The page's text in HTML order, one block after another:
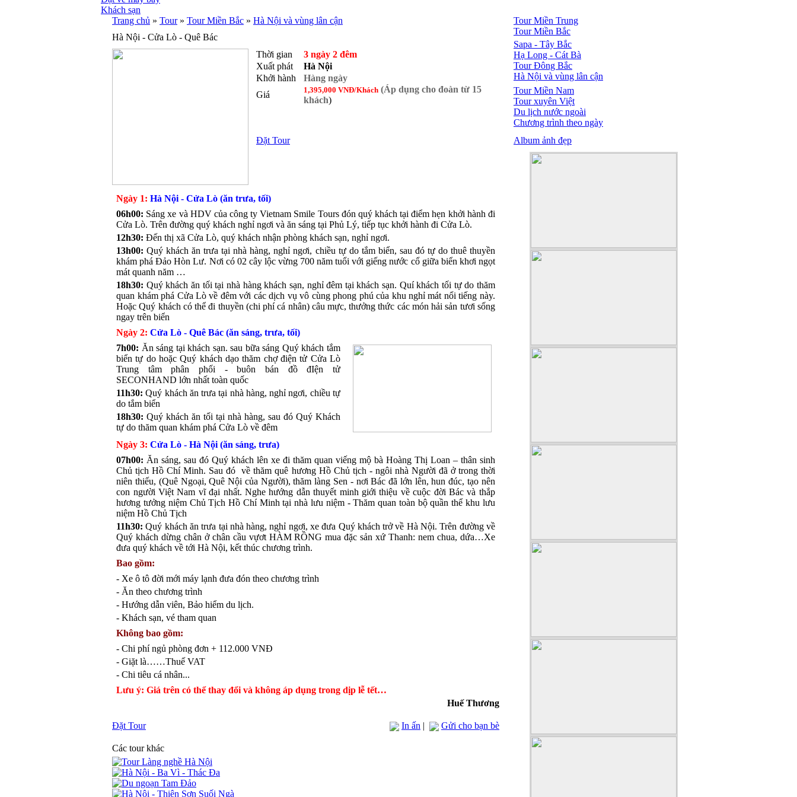
Khách sạn
Trang chủ » Tour» Tour Miền Bắc » Hà Nội và vùng lân cận
Hà Nội - Cửa Lò - Quê Bác
Thời gian
3 ngày 2 đêm
Xuất phát
Hà Nội
Khởi hành
Hàng ngày
Giá
1,395,000 VNĐ/Khách (Áp dụng cho đoàn từ 15
khách)
Đặt Tour
Ngày 1: Hà Nội - Cửa Lò (ăn trưa, tối)
06h00: Sáng xe và HDV của công ty Vietnam Smile Tours đón quý khách tại điểm hẹn khởi hành đi
Cửa Lò. Trên đường quý khách nghỉ ngơi và ăn sáng tại Phủ Lý, tiếp tục khởi hành đi Cửa Lò.
12h30: Đến thị xã Cửa Lò, quý khách nhận phòng khách sạn, nghỉ ngơi.
13h00: Quý khách ăn trưa tại nhà hàng, nghỉ ngơi, chiều tự do tắm biển, sau đó tự do thuê thuyền
khám phá Đảo Hòn Lư. Nơi có 02 cây lộc vừng 700 năm tuổi với giếng nước cổ giữa biển khơi ngọt
mát quanh năm …
18h30: Quý khách ăn tối tại nhà hàng khách sạn, nghỉ đêm tại khách sạn. Quí khách tối tự do thăm
quan khám phá Cửa Lò về đêm với các dịch vụ vô cùng phong phú của khu nghỉ mát nổi tiếng này.
Hoặc Quý khách có thể đi thuyền (chi phí cá nhân) câu mực, thưởng thức các món hải sản tươi sống
ngay trên biển
Ngày 2: Cửa Lò - Quê Bác (ăn sáng, trưa, tối)
7h00: Ăn sáng tại khách sạn. sau bữa sáng Quý khách tắm
biển tự do hoặc Quý khách dạo thăm chợ điện tử Cửa Lò
Trung tâm phân phối - buôn bán đồ đIện tử
SECONHAND lớn nhất toàn quốc
11h30: Quý khách ăn trưa tại nhà hàng, nghỉ ngơi, chiều tự
do tắm biển
18h30: Quý khách ăn tối tại nhà hàng, sau đó Quý Khách
tự do thăm quan khám phá Cửa Lò về đêm
Ngày 3: Cửa Lò - Hà Nội (ăn sáng, trưa)
07h00: Ăn sáng, sau đó Quý khách lên xe đi thăm quan viếng mộ bà Hoàng Thị Loan – thân sinh
Chủ tịch Hồ Chí Minh. Sau đó về thăm quê hương Hồ Chủ tịch - ngôi nhà Người đã ở trong thời
niên thiếu, (Quê Ngoại, Quê Nội của Người), thăm làng Sen - nơi Bác đã lớn lên, hun đúc, tạo nên
con người Việt Nam vĩ đại nhất. Nghe hướng dẫn thuyết minh giới thiệu về cuộc đời Bác và thắp
hương tưởng niệm Chủ Tịch Hồ Chí Minh tại nhà lưu niệm - Thăm quan toàn bộ quần thể khu lưu
niệm Hồ Chủ Tịch
11h30: Quý khách ăn trưa tại nhà hàng, nghỉ ngơi, xe đưa Quý khách trở về Hà Nội. Trên đường về
Quý khách dừng chân ở chân cầu vựơt HÀM RỒNG mua đặc sản xứ Thanh: nem chua, dứa…Xe
đưa quý khách về tới Hà Nội, kết thúc chương trình.
Bao gồm:
- Xe ô tô đời mới máy lạnh đưa đón theo chương trình
- Ăn theo chương trình
- Hướng dẫn viên, Bảo hiểm du lịch.
- Khách sạn, vé tham quan
Không bao gồm:
- Chi phí ngủ phòng đơn + 112.000 VNĐ
- Giặt là……Thuế VAT
- Chi tiêu cá nhân...
Lưu ý: Giá trên có thể thay đổi và không áp dụng trong dịp lễ tết…
Huế Thương
Đặt Tour In ấn | Gửi cho bạn bè
Các tour khác
Tour Làng nghề Hà Nội
Hà Nội - Ba Vì - Thác Đa
Du ngoạn Tam Đảo
Hà Nội - Thiên Sơn Suối Ngà
Tour Miền Trung
Tour Miền Bắc
Sapa - Tây Bắc
Hạ Long - Cát Bà
Tour Đông Bắc
Hà Nội và vùng lân cận
Tour Miền Nam
Tour xuyên Việt
Du lịch nước ngoài
Chương trình theo ngày
Album ảnh đẹp